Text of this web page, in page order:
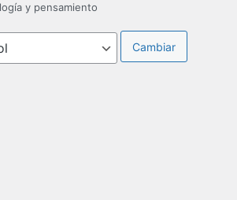
y pensamiento